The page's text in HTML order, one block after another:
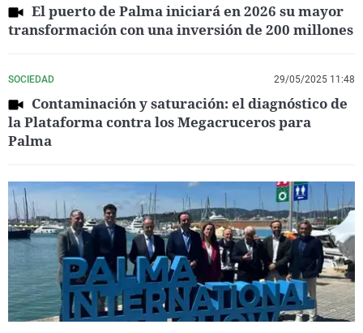
El puerto de Palma iniciará en 2026 su mayor
transformación con una inversión de 200 millones
SOCIEDAD 29/05/2025 11:48
Contaminación y saturación: el diagnóstico de
la Plataforma contra los Megacruceros para
Palma